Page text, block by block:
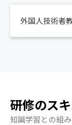
外国人技術者
研修のス
知識学習との組